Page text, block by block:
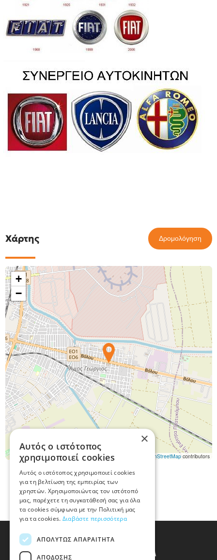
Χάρτης Δρομολόγηση
+
−
OpenStreetMapcontributors
×
Αυτός ο ιστότοπος
χρησιμοποιεί cookies
Αυτός ο ιστότοπος χρησιμοποιεί cookies
για τη βελτίωση της εμπειρίας των
χρηστών. Χρησιμοποιώντας τον ιστότοπό
μας, παρέχετε τη συγκατάθεσή σας για όλα
τα cookies σύμφωνα με την Πολιτική μας
για τα cookies. Διαβάστε περισσότερα
ΑΠΟΛΎΤΩΣ ΑΠΑΡΑΊΤΗΤΑ
ΑΠΌΔΟΣΗΣ